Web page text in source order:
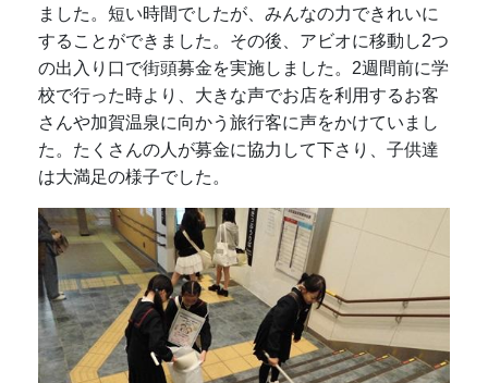
ました。短い時間でしたが、みんなの力できれいに
することができました。その後、アビオに移動し2つ
の出入り口で街頭募金を実施しました。2週間前に学
校で行った時より、大きな声でお店を利用するお客
さんや加賀温泉に向かう旅行客に声をかけていまし
た。たくさんの人が募金に協力して下さり、子供達
は大満足の様子でした。